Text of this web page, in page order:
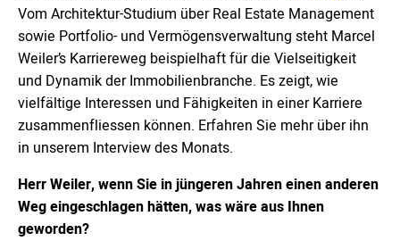
Vom Architektur-Studium über Real Estate Management
sowie Portfolio- und Vermögensverwaltung steht Marcel
Weiler’s Karriereweg beispielhaft für die Vielseitigkeit
und Dynamik der Immobilienbranche. Es zeigt, wie
vielfältige Interessen und Fähigkeiten in einer Karriere
zusammenfliessen können. Erfahren Sie mehr über ihn
in unserem Interview des Monats.
Herr Weiler, wenn Sie in jüngeren Jahren einen anderen
Weg eingeschlagen hätten, was wäre aus Ihnen
geworden?